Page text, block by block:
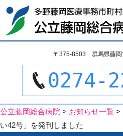
検
索:
〒375-8503 群馬県藤岡
0274-
公立藤岡総合病院 > お知らせ一覧 >
い42号」を発刊しました